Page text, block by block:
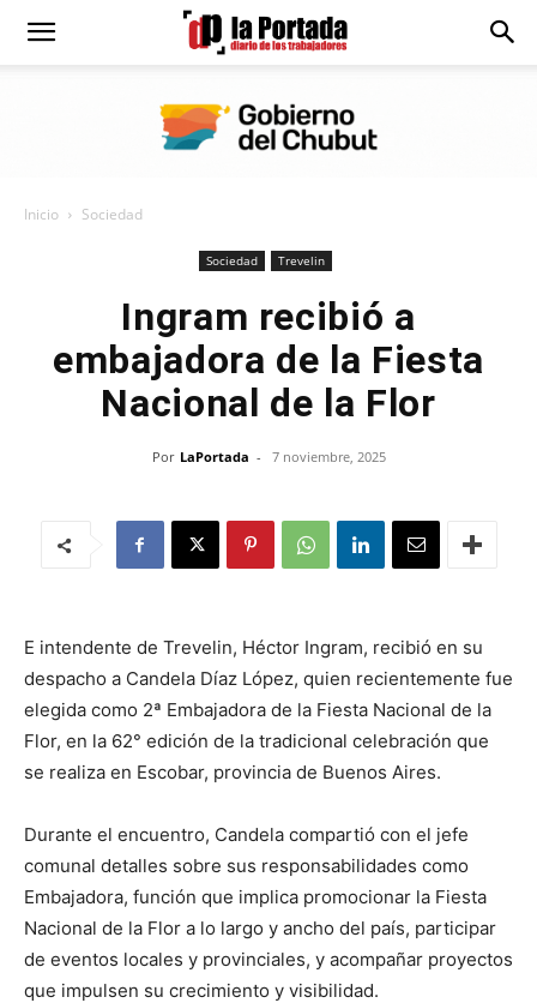
Diario
Inicio Sociedad
Sociedad Trevelin
Ingram recibió a
embajadora de la Fiesta
Nacional de la Flor
Por LaPortada - 7 noviembre, 2025
E intendente de Trevelin, Héctor Ingram, recibió en su
despacho a Candela Díaz López, quien recientemente fue
elegida como 2ª Embajadora de la Fiesta Nacional de la
Flor, en la 62° edición de la tradicional celebración que
se realiza en Escobar, provincia de Buenos Aires.
Durante el encuentro, Candela compartió con el jefe
comunal detalles sobre sus responsabilidades como
Embajadora, función que implica promocionar la Fiesta
Nacional de la Flor a lo largo y ancho del país, participar
de eventos locales y provinciales, y acompañar proyectos
que impulsen su crecimiento y visibilidad.